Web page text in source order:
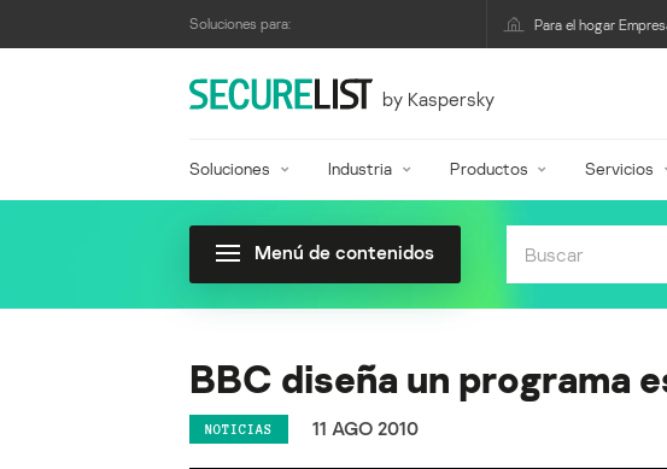
Soluciones para: Para el hogar
by Kaspersky
Soluciones Industria Productos Servicios
Menú de contenidos
BBC diseña un programa
NOTICIAS 11 AGO 2010